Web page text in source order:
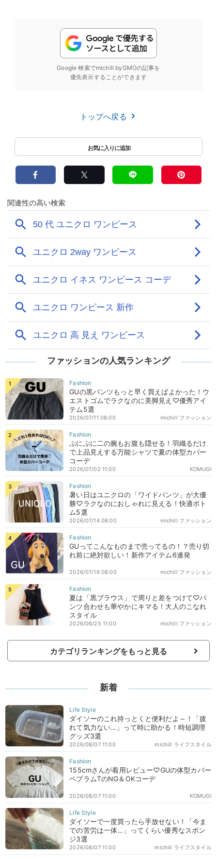
Google 検索でmichill byGMOの記事を
優先表示することができます
トップへ戻る
ファッションの人気ランキング
GUの黒パンツもっと早く買えばよかった！ウ
エストゴムでラクなのに美脚見え♡優秀アイ
テム5選
michill ファッション
2026/07/11 08:00
ぷにぷに二の腕もお腹も隠せる！羽織るだけ
で上品見えする万能シャツで夏の体型カバー
コーデ
KOMUGI
2026/07/02 11:00
暑い日はユニクロの「ワイドパンツ」が大優
勝♡ラクなのにおしゃれに見える！快適ボト
ム5選
michill ファッション
2026/07/14 08:00
GUってこんなものまで売ってるの！？売り切
れ前に絶対欲しい！新作アイテム6連発
michill ファッション
2026/07/19 08:00
夏は「黒ブラウス」で周りと差をつけて♡パ
ンツ合わせも華やかにキマる！大人のこなれ
スタイル
michill ファッション
2026/06/25 11:00
カテゴリランキングをもっと見る
新着
ダイソーのこれ持っとくと便利だよ～！「疲
れて気力ない…」って時に助かる！時短調理
グッズ3選
michill ライフスタイル
2026/08/07 11:00
155cmさんが着用レビュー♡GUの体型カバー
ペプラムTのNG＆OKコーデ
KOMUGI
2026/08/07 11:00
ダイソーで一度買ったら手放せない！「今ま
での苦労は一体…」ってくらい優秀なスポン
ジ3選
michill ライフスタイル
2026/08/07 11:00